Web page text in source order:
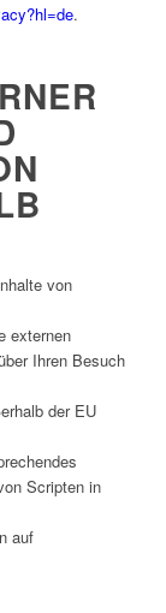
.
D
von
externen
Ihren Besuch
der EU
Scripten in
auf